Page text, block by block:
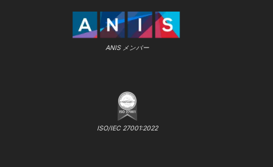
ANIS メンバー
ISO/IEC 27001:2022